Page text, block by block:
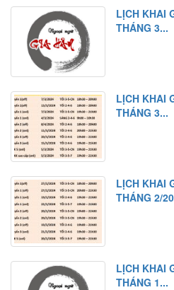
Luyện tập
Bài tập nghe hiểu
Bài 10
Từ mới
Chữ Hán
Ngữ pháp 1
Ngữ pháp 2
Bài tập nghe hiểu
Bài 11
Từ mới
Chữ Hán
Ngữ pháp 1
LỊCH KHAI
THÁNG 3...
LỊCH KHAI
THÁNG 3...
LỊCH KHAI
THÁNG 2/
LỊCH KHAI
THÁNG 1...